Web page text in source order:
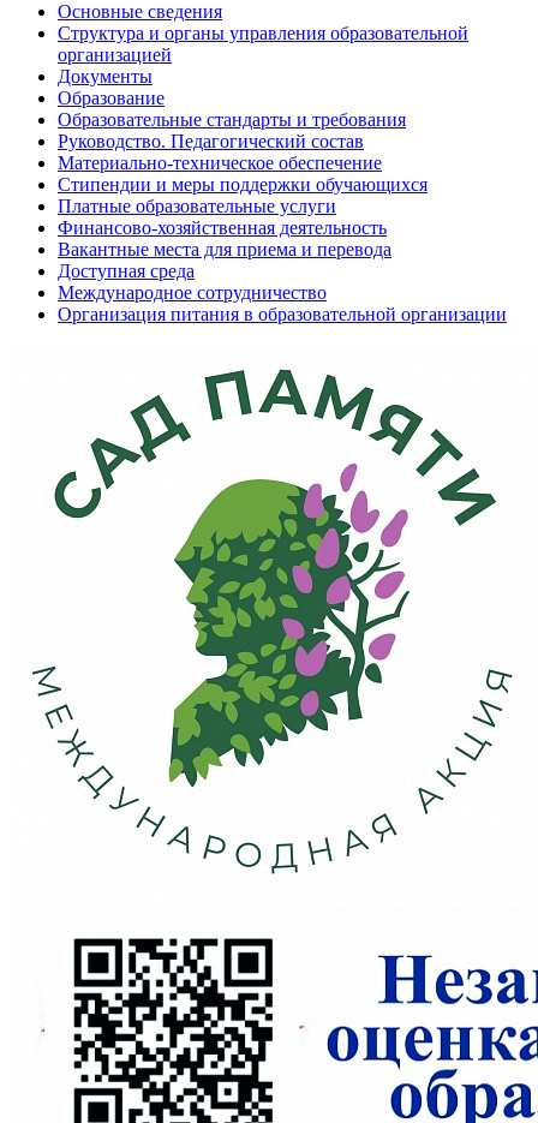
Основные сведения
Структура и органы управления образовательной
организацией
Документы
Образование
Образовательные стандарты и требования
Руководство. Педагогический состав
Материально-техническое обеспечение
Стипендии и меры поддержки обучающихся
Платные образовательные услуги
Финансово-хозяйственная деятельность
Вакантные места для приема и перевода
Доступная среда
Международное сотрудничество
Организация питания в образовательной организации